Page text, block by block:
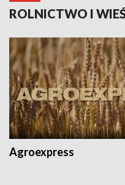
ROLNICTWO I
Agroexpress